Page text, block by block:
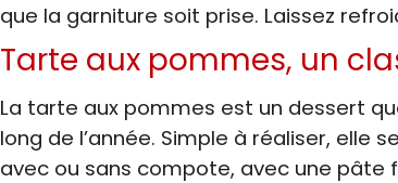
que la garniture soit prise. Laissez
Tarte aux pommes, un
La tarte aux pommes est un dessert
long de l’année. Simple à réaliser, elle
avec ou sans compote, avec une pâte